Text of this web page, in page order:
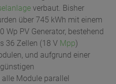
verbaut. Bisher
über 745 kWh mit einem
Wp PV Generator, bestehend
36 Zellen (18 V Mpp)
und aufgrund einer
Module parallel